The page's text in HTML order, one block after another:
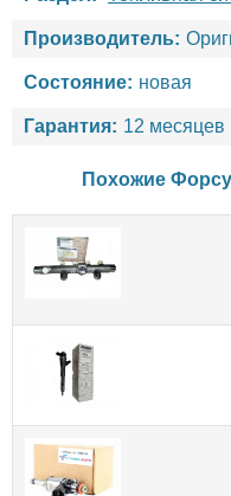
Производитель:
Состояние: новая
Гарантия: 12 месяцев
Похожие